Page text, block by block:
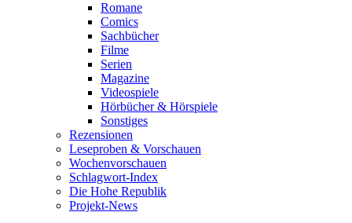
Romane
Comics
Sachbücher
Filme
Serien
Magazine
Videospiele
Hörbücher & Hörspiele
Sonstiges
Rezensionen
Leseproben & Vorschauen
Wochenvorschauen
Schlagwort-Index
Die Hohe Republik
Projekt-News